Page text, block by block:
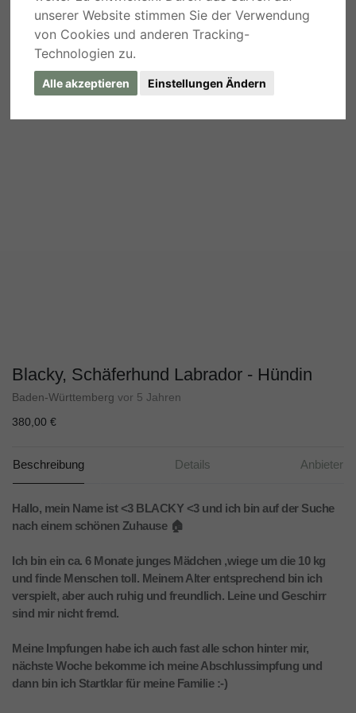
unserer Website stimmen Sie der Verwendung
von Cookies und anderen Tracking-
Technologien zu.
Alle akzeptieren Einstellungen Ändern
Blacky, Schäferhund Labrador - Hündin
Baden-Württemberg vor 5 Jahren
380,00 €
Beschreibung Details Anbieter
Hallo, mein Name ist <3 BLACKY <3 und ich bin auf der Suche
nach einem schönen Zuhause 🏠
Ich bin ein ca. 6 Monate junges Mädchen ,wiege um die 10 kg
und finde Menschen toll. Meinem Alter entsprechend bin ich
verspielt, aber auch ruhig und freundlich. Leine und Geschirr
sind mir nicht fremd.
Meine Impfungen habe ich auch fast alle schon hinter mir,
nächste Woche bekomme ich meine Abschlussimpfung und
dann bin ich Startklar für meine Familie :-)